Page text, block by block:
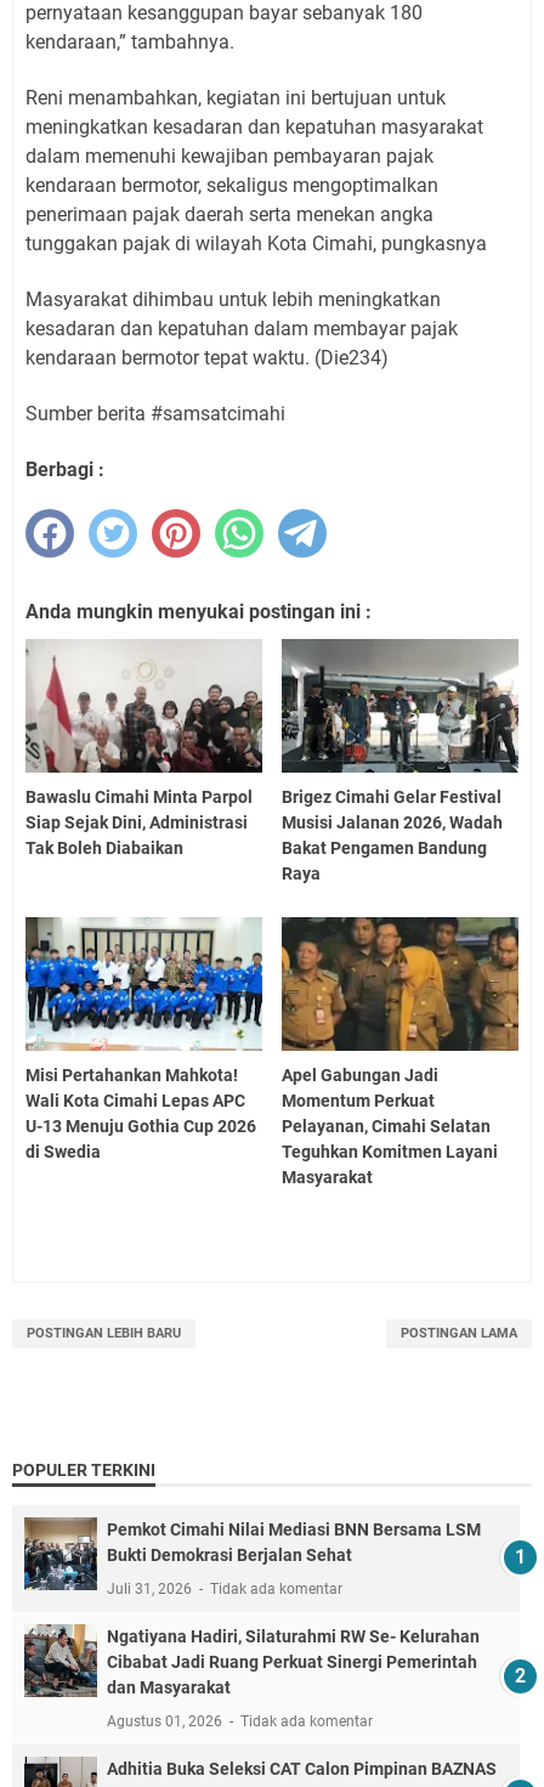
pernyataan kesanggupan bayar sebanyak 180
kendaraan,” tambahnya.
Reni menambahkan, kegiatan ini bertujuan untuk
meningkatkan kesadaran dan kepatuhan masyarakat
dalam memenuhi kewajiban pembayaran pajak
kendaraan bermotor, sekaligus mengoptimalkan
penerimaan pajak daerah serta menekan angka
tunggakan pajak di wilayah Kota Cimahi, pungkasnya
Masyarakat dihimbau untuk lebih meningkatkan
kesadaran dan kepatuhan dalam membayar pajak
kendaraan bermotor tepat waktu. (Die234)
Sumber berita #samsatcimahi
Berbagi :
Anda mungkin menyukai postingan ini :
Bawaslu Cimahi Minta Parpol
Siap Sejak Dini, Administrasi
Tak Boleh Diabaikan
Brigez Cimahi Gelar Festival
Musisi Jalanan 2026, Wadah
Bakat Pengamen Bandung
Raya
Misi Pertahankan Mahkota!
Wali Kota Cimahi Lepas APC
U-13 Menuju Gothia Cup 2026
di Swedia
Apel Gabungan Jadi
Momentum Perkuat
Pelayanan, Cimahi Selatan
Teguhkan Komitmen Layani
Masyarakat
POSTINGAN LEBIH BARU POSTINGAN LAMA
POPULER TERKINI
Pemkot Cimahi Nilai Mediasi BNN Bersama LSM
Bukti Demokrasi Berjalan Sehat
Juli 31, 2026 Tidak ada komentar
Ngatiyana Hadiri, Silaturahmi RW Se- Kelurahan
Cibabat Jadi Ruang Perkuat Sinergi Pemerintah
dan Masyarakat
Agustus 01, 2026 Tidak ada komentar
Adhitia Buka Seleksi CAT Calon Pimpinan BAZNAS